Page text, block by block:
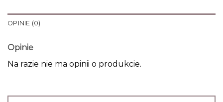
OPINIE (0)
Opinie
Na razie nie ma opinii o produkcie.